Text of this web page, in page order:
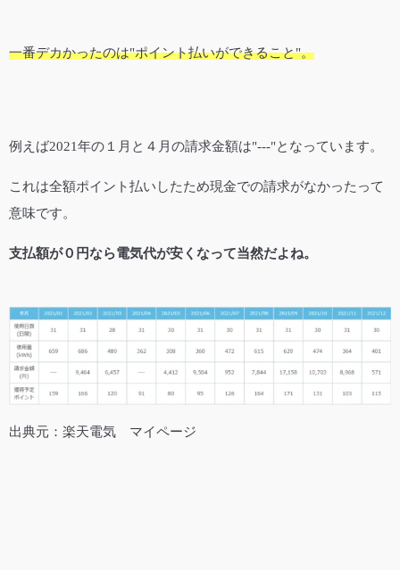
一番デカかったのは"ポイント払いができること"。
例えば2021年の１月と４月の請求金額は"---"となっています。
これは全額ポイント払いしたため現金での請求がなかったって
意味です。
支払額が０円なら電気代が安くなって当然だよね。
出典元：楽天電気 マイページ